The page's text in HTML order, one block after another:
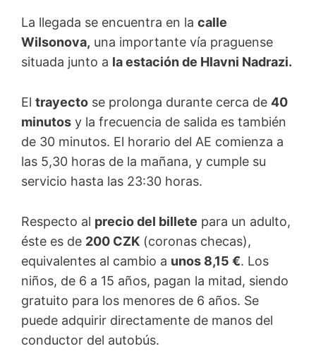
La llegada se encuentra en la calle
Wilsonova, una importante vía praguense
situada junto a la estación de Hlavni Nadrazi.
El trayecto se prolonga durante cerca de 40
minutos y la frecuencia de salida es también
de 30 minutos. El horario del AE comienza a
las 5,30 horas de la mañana, y cumple su
servicio hasta las 23:30 horas.
Respecto al precio del billete para un adulto,
éste es de 200 CZK (coronas checas),
equivalentes al cambio a unos 8,15 €. Los
niños, de 6 a 15 años, pagan la mitad, siendo
gratuito para los menores de 6 años. Se
puede adquirir directamente de manos del
conductor del autobús.